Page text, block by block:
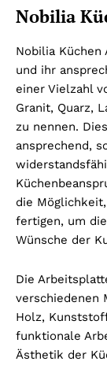
Nobilia
Nobilia
und ihr
einer Vielzahl
Granit, Quarz,
zu nennen.
ansprechend,
die
fertigen, um
Wünsche der
Die
verschiedenen
Holz,
funktionale
Ästhetik der